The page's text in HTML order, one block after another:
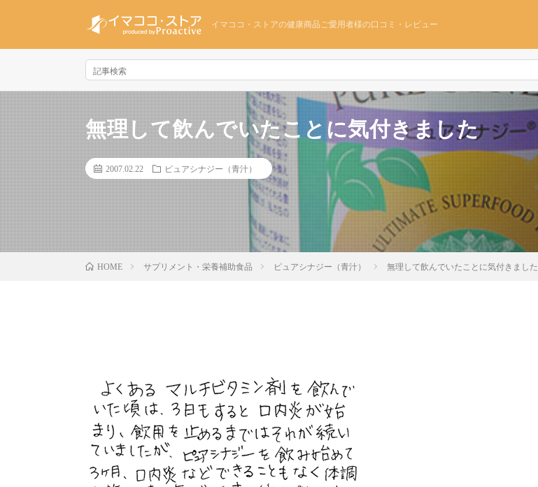
イマココ・ストアの健康商品ご愛用者様の口コミ・レビュー
無理して飲んでいたことに気付きました
2007.02.22 ピュアシナジー（青汁）
HOME サプリメント・栄養補助食品 ピュアシナジー（青汁） 無理して飲んでいたことに気付きました